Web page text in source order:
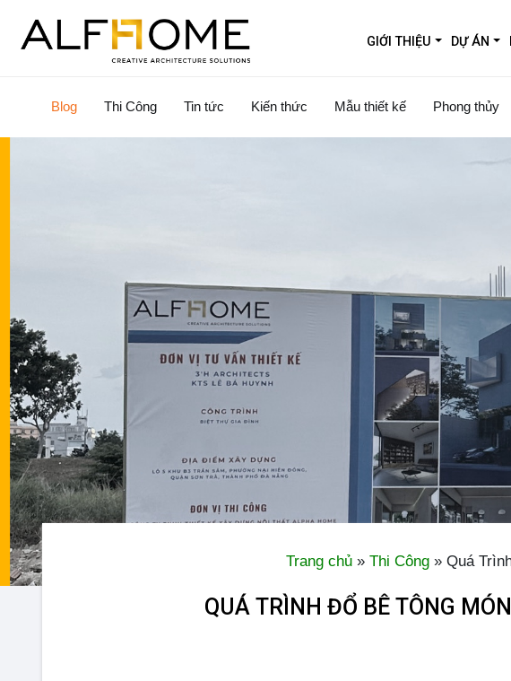
GIỚI THIỆU DỰ ÁN
Blog Thi Công Tin tức Kiến thức Mẫu thiết kế Phong thủy
Trang chủ » Thi Công » Quá
QUÁ TRÌNH ĐỔ BÊ TÔNG